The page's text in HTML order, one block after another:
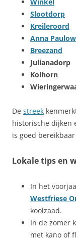
Slootdorp
Kreileroord
Anna
Breezand
Julianadorp
Kolhorn
De streek
historische dijken
is goed
Lokale tips en
In het
Westfriese
koolzaad.
In de zomer
met kano of